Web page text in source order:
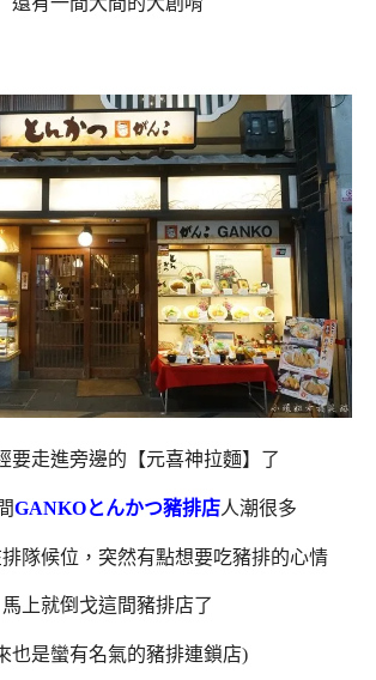
要走進旁邊的【元喜神拉麵】了
GANKOとんかつ豬排店人潮很多
隊候位，突然有點想要吃豬排的心情
馬上就倒戈這間豬排店了
也是蠻有名氣的豬排連鎖店)